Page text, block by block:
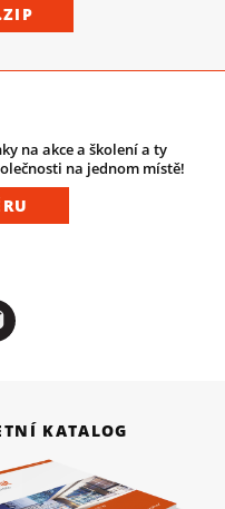
na akce a školení a ty
na jednom místě!
KATALOG